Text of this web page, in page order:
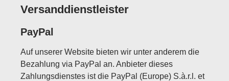
Versanddienstleister
PayPal
Auf unserer Website bieten wir unter anderem die
Bezahlung via PayPal an. Anbieter dieses
Zahlungsdienstes ist die PayPal (Europe) S.à.r.l. et